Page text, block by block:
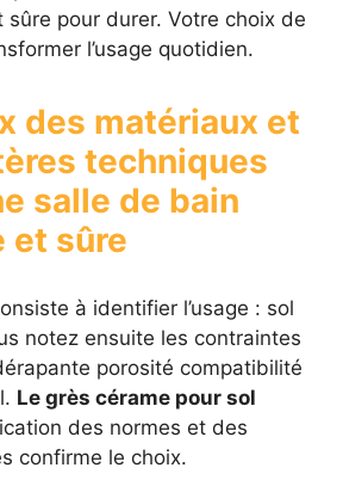
pour durer. Votre choix de
l’usage quotidien.
des matériaux et
techniques
salle de bain
et sûre
à identifier l’usage : sol
notez ensuite les contraintes
porosité compatibilité
Le grès cérame pour sol
des normes et des
confirme le choix.